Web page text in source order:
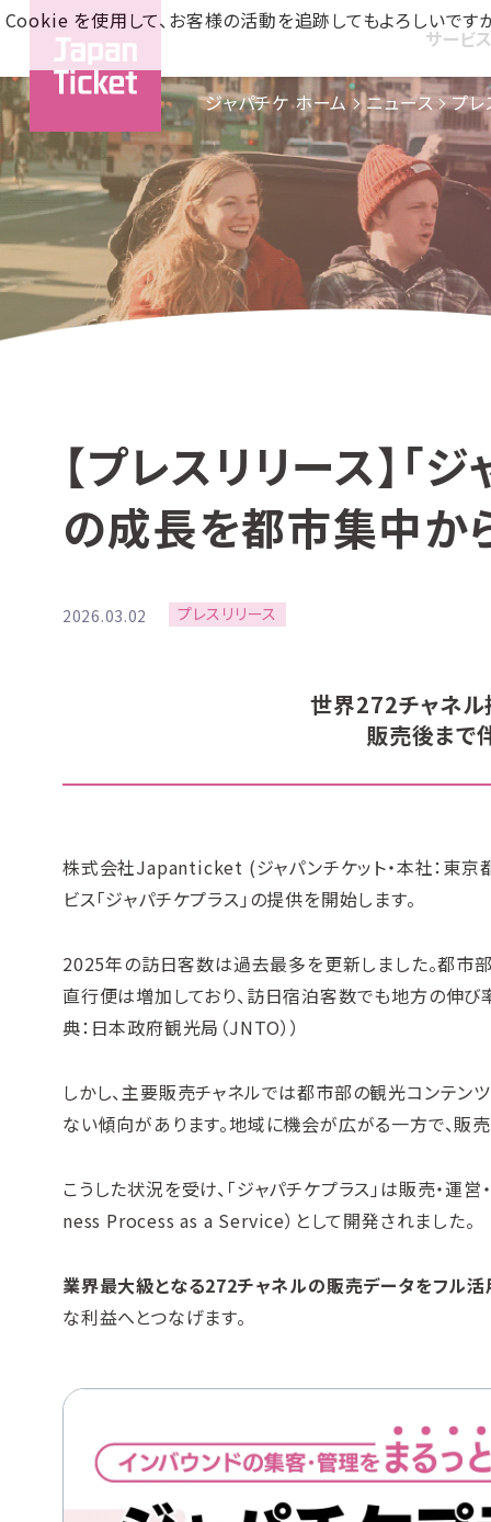
サービ
ジャパチケ ホーム ニュース プレ
【プレスリリース】「
の成長を都市集中か
2026.03.02 プレスリリース
世界272チャネル
販売後まで
株式会社Japanticket (ジャパンチケット・本社：東京
ビス「ジャパチケプラス」の提供を開始します。
2025年の訪日客数は過去最多を更新しました。都市
直行便は増加しており、訪日宿泊客数でも地方の伸
典：日本政府観光局（JNTO））
しかし、主要販売チャネルでは都市部の観光コンテ
ない傾向があります。地域に機会が広がる一方で、販
こうした状況を受け、「ジャパチケプラス」は販売・
ness Process as a Service）として開発されました。
業界最大級となる272チャネルの販売データをフル活
な利益へとつなげます。
Cookie を使用して、お客様の活動を追跡してもよろしいで